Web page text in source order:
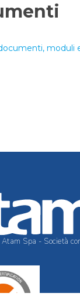
moduli
Atam Spa - Società